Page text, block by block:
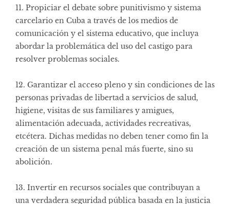
11. Propiciar el debate sobre punitivismo y sistema
carcelario en Cuba a través de los medios de
comunicación y el sistema educativo, que incluya
abordar la problemática del uso del castigo para
resolver problemas sociales.
12. Garantizar el acceso pleno y sin condiciones de las
personas privadas de libertad a servicios de salud,
higiene, visitas de sus familiares y amigues,
alimentación adecuada, actividades recreativas,
etcétera. Dichas medidas no deben tener como fin la
creación de un sistema penal más fuerte, sino su
abolición.
13. Invertir en recursos sociales que contribuyan a
una verdadera seguridad pública basada en la justicia